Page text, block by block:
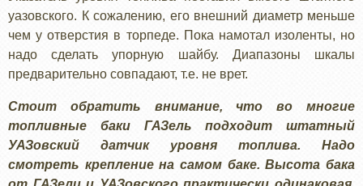
уазовского. К сожалению, его внешний диаметр меньше
чем у отверстия в торпеде. Пока намотал изоленты, но
надо сделать упорную шайбу. Диапазоны шкалы
предварительно совпадают, т.е. не врет.
Стоит обратить внимание, что во многие
топливные баки ГАЗель подходит штатный
УАЗовский датчик уровня топлива. Надо
смотреть крепление на самом баке. Высота бака